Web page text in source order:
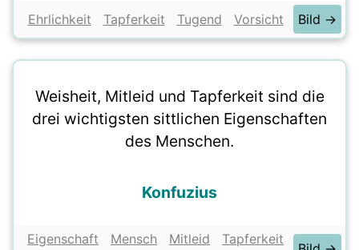
Ehrlichkeit Tapferkeit Tugend Vorsicht Bild →
Weisheit, Mitleid und Tapferkeit sind die
drei wichtigsten sittlichen Eigenschaften
des Menschen.
Konfuzius
Eigenschaft Mensch Mitleid
Tapferkeit